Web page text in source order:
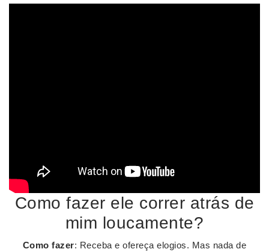
Como fazer ele correr atrás de
mim loucamente?
Como fazer: Receba e ofereça elogios. Mas nada de